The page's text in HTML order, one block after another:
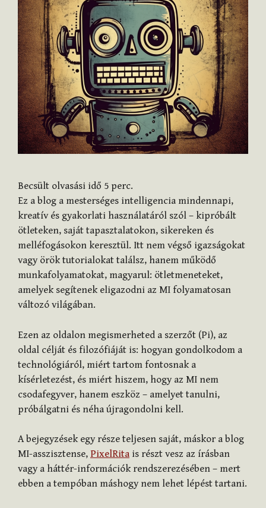
Becsült olvasási idő 5 perc.
Ez a blog a mesterséges intelligencia mindennapi,
kreatív és gyakorlati használatáról szól – kipróbált
ötleteken, saját tapasztalatokon, sikereken és
melléfogásokon keresztül. Itt nem végső igazságokat
vagy örök tutorialokat találsz, hanem működő
munkafolyamatokat, magyarul: ötletmeneteket,
amelyek segítenek eligazodni az MI folyamatosan
változó világában.
Ezen az oldalon megismerheted a szerzőt (Pi), az
oldal célját és filozófiáját is: hogyan gondolkodom a
technológiáról, miért tartom fontosnak a
kísérletezést, és miért hiszem, hogy az MI nem
csodafegyver, hanem eszköz – amelyet tanulni,
próbálgatni és néha újragondolni kell.
A bejegyzések egy része teljesen saját, máskor a blog
MI-asszisztense, PixelRita is részt vesz az írásban
vagy a háttér-információk rendszerezésében – mert
ebben a tempóban máshogy nem lehet lépést tartani.